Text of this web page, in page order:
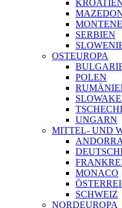
SERBIEN
OSTEUROPA
POLEN
UNGARN
MITTEL- UND
ANDORRA
MONACO
SCHWEIZ
NORDEUROPA